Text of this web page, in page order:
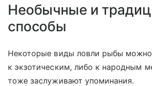
Необычные и
способы
Некоторые виды ловли рыбы можно
к экзотическим, либо к народным
тоже заслуживают упоминания.